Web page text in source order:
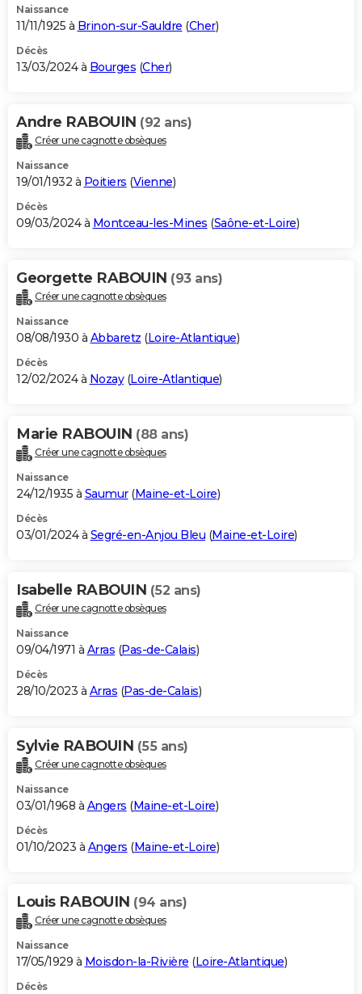
Naissance
11/11/1925 à Brinon-sur-Sauldre (Cher)
Décès
13/03/2024 à Bourges (Cher)
Andre RABOUIN (92 ans)
Créer une cagnotte obsèques
Naissance
19/01/1932 à Poitiers (Vienne)
Décès
09/03/2024 à Montceau-les-Mines (Saône-et-Loire)
Georgette RABOUIN (93 ans)
Créer une cagnotte obsèques
Naissance
08/08/1930 à Abbaretz (Loire-Atlantique)
Décès
12/02/2024 à Nozay(Loire-Atlantique)
Marie RABOUIN (88 ans)
Créer une cagnotte obsèques
Naissance
24/12/1935 à Saumur(Maine-et-Loire)
Décès
03/01/2024 à Segré-en-Anjou Bleu (Maine-et-Loire)
Isabelle RABOUIN (52 ans)
Créer une cagnotte obsèques
Naissance
09/04/1971 à Arras (Pas-de-Calais)
Décès
28/10/2023 à Arras (Pas-de-Calais)
Sylvie RABOUIN (55 ans)
Créer une cagnotte obsèques
Naissance
03/01/1968 à Angers (Maine-et-Loire)
Décès
01/10/2023 à Angers (Maine-et-Loire)
Louis RABOUIN (94 ans)
Créer une cagnotte obsèques
Naissance
17/05/1929 à Moisdon-la-Rivière (Loire-Atlantique)
Décès